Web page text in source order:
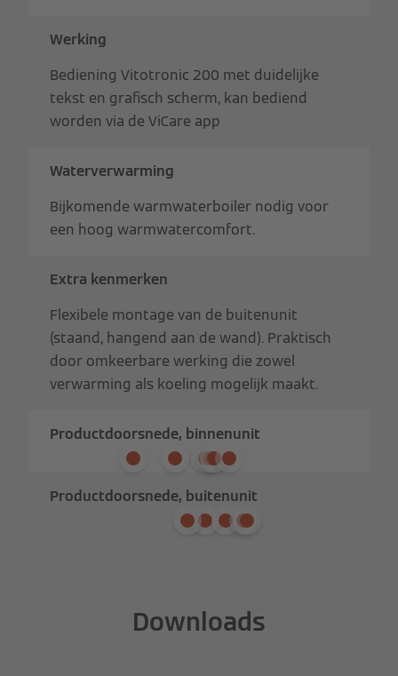
Werking
Bediening Vitotronic 200 met duidelijke
tekst en grafisch scherm, kan bediend
worden via de ViCare app
Waterverwarming
Bijkomende warmwaterboiler nodig voor
een hoog warmwatercomfort.
Extra kenmerken
Flexibele montage van de buitenunit
(staand, hangend aan de wand). Praktisch
door omkeerbare werking die zowel
verwarming als koeling mogelijk maakt.
Productdoorsnede, binnenunit
Productdoorsnede, buitenunit
Downloads